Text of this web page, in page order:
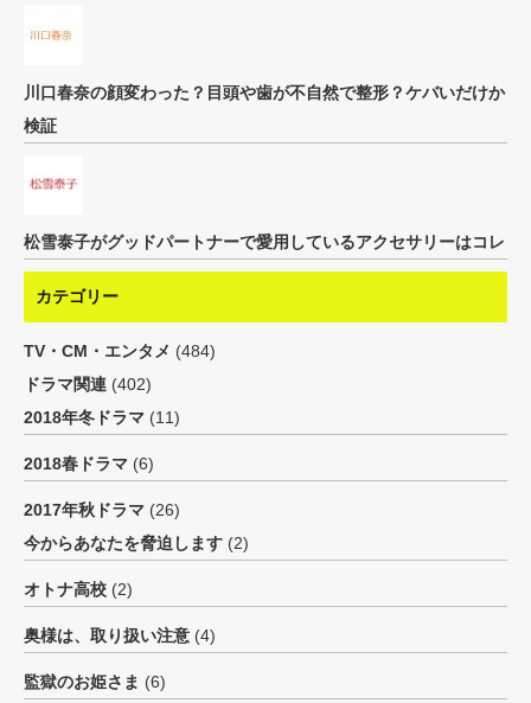
川口春奈の顔変わった？目頭や歯が不自然で整形？ケバいだけか
検証
松雪泰子がグッドパートナーで愛用しているアクセサリーはコレ
カテゴリー
TV・CM・エンタメ (484)
ドラマ関連 (402)
2018年冬ドラマ (11)
2018春ドラマ (6)
2017年秋ドラマ (26)
今からあなたを脅迫します (2)
オトナ高校 (2)
奥様は、取り扱い注意 (4)
監獄のお姫さま (6)